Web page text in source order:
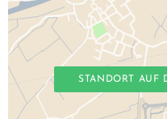
STANDORT AUF